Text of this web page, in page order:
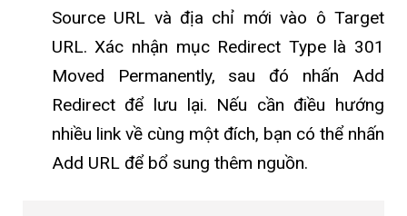
Source URL và địa chỉ mới vào ô Target
URL. Xác nhận mục Redirect Type là 301
Moved Permanently, sau đó nhấn Add
Redirect để lưu lại. Nếu cần điều hướng
nhiều link về cùng một đích, bạn có thể nhấn
Add URL để bổ sung thêm nguồn.